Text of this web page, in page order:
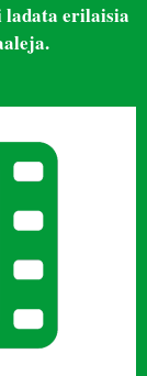
ladata erilaisia